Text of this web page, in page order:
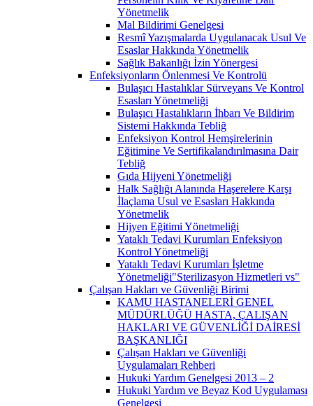
Yönetmelik
Mal Bildirimi Genelgesi
Resmî Yazışmalarda Uygulanacak Usul Ve
Esaslar Hakkında Yönetmelik
Sağlık Bakanlığı İzin Yönergesi
Enfeksiyonların Önlenmesi Ve Kontrolü
Bulaşıcı Hastalıklar Sürveyans Ve Kontrol
Esasları Yönetmeliği
Bulaşıcı Hastalıkların İhbarı Ve Bildirim
Sistemi Hakkında Tebliğ
Enfeksiyon Kontrol Hemşirelerinin
Eğitimine Ve Sertifikalandırılmasına Dair
Tebliğ
Gıda Hijyeni Yönetmeliği
Halk Sağlığı Alanında Haşerelere Karşı
İlaçlama Usul ve Esasları Hakkında
Yönetmelik
Hijyen Eğitimi Yönetmeliği
Yataklı Tedavi Kurumları Enfeksiyon
Kontrol Yönetmeliği
Yataklı Tedavi Kurumları İşletme
Yönetmeliği"Sterilizasyon Hizmetleri vs"
Çalışan Hakları ve Güvenliği Birimi
KAMU HASTANELERİ GENEL
MÜDÜRLÜĞÜ HASTA, ÇALIŞAN
HAKLARI VE GÜVENLİĞİ DAİRESİ
BAŞKANLIĞI
Çalışan Hakları ve Güvenliği
Uygulamaları Rehberi
Hukuki Yardım Genelgesi 2013 – 2
Hukuki Yardım ve Beyaz Kod Uygulaması
Genelgesi